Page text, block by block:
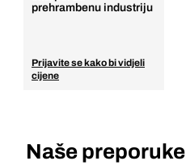
prehrambenu industriju
Prijavite se kako bi vidjeli
cijene
Naše preporuke